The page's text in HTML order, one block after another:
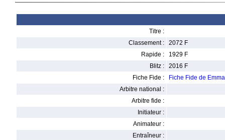
Titre :
Classement :
2072 F
Rapide :
1929 F
Blitz :
2016 F
Fiche Fide :
Fiche Fide de
Arbitre national :
Arbitre fide :
Initiateur :
Animateur :
Entraîneur :